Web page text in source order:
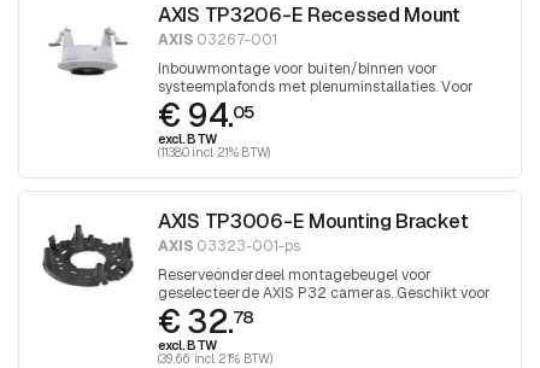
AXIS TP3206-E Recessed Mount
AXIS 03267-001
Inbouwmontage voor buiten/binnen voor
systeemplafonds met plenuminstallaties. Voor
AXIS P32 camera's
€ 94.05
excl. BTW
(113.80 incl. 21% BTW)
AXIS TP3006-E Mounting Bracket
AXIS 03323-001-ps
Reserveonderdeel montagebeugel voor
geselecteerde AXIS P32 cameras. Geschikt voor
het monteren van camera's boven inbouwdozen, 1
stuk
€ 32.78
excl. BTW
(39.66 incl. 21% BTW)